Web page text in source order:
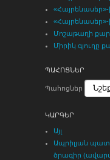
Մոշաթաղի
Միրիկ գյուղը
ՊԱՀՈՑՆԵՐ
Պահոցներ
ԿԱՐԳԵՐ
Այլ
Ապրիլյան
ծրագիր